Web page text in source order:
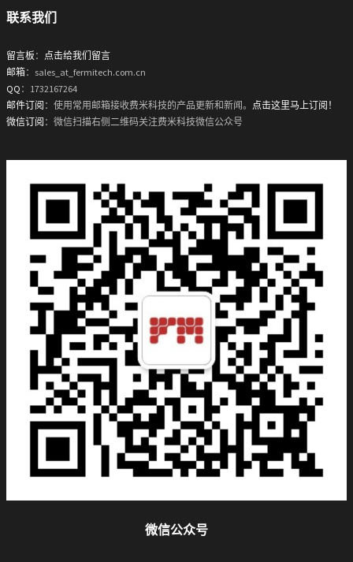
联系我们
留言板 ： 点击给我们留言
邮箱：sales_at_fermitech.com.cn
QQ ：1732167264
邮件订阅 ：使用常用邮箱接收费米科技的产品更新和新闻。 点击这里马上订阅！
微信订阅 ：微信扫描右侧二维码关注费米科技微信公众号
微信公众号